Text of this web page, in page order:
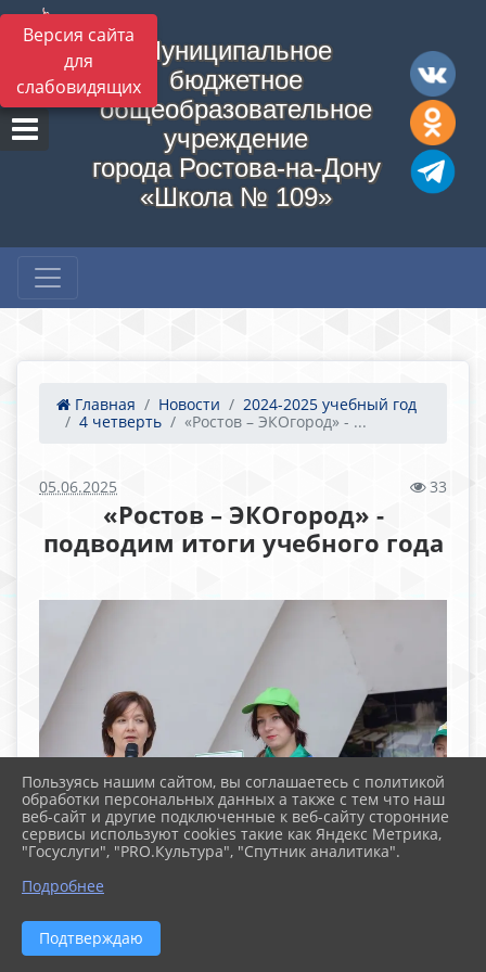
Версия сайта
для
слабовидящих
Муниципальное
бюджетное
общеобразовательное
учреждение
города Ростова-на-Дону
«Школа № 109»
Главная Новости
2024-2025 учебный год
4 четверть
«Ростов – ЭКОгород» - ...
05.06.2025 33
«Ростов – ЭКОгород» -
подводим итоги учебного года
Пользуясь нашим сайтом, вы соглашаетесь с политикой
обработки персональных данных а также с тем что наш
веб-сайт и другие подключенные к веб-сайту сторонние
сервисы используют cookies такие как Яндекс Метрика,
"Госуслуги", "PRO.Культура", "Спутник аналитика".
Подробнее
Подтверждаю